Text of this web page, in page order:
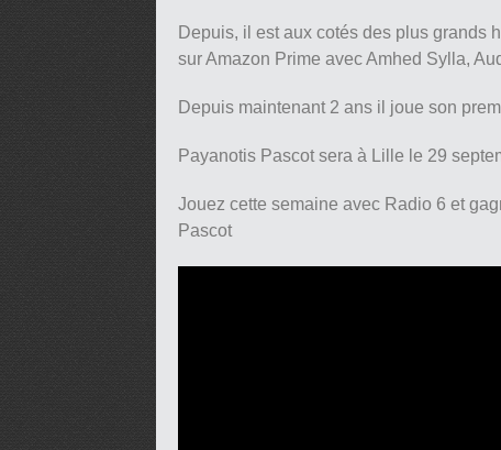
Depuis, il est aux cotés des plus grands
sur Amazon Prime avec Amhed Sylla,
Depuis maintenant 2 ans il joue son
Payanotis Pascot sera à Lille le 29
Jouez cette semaine avec Radio 6 et
Pascot